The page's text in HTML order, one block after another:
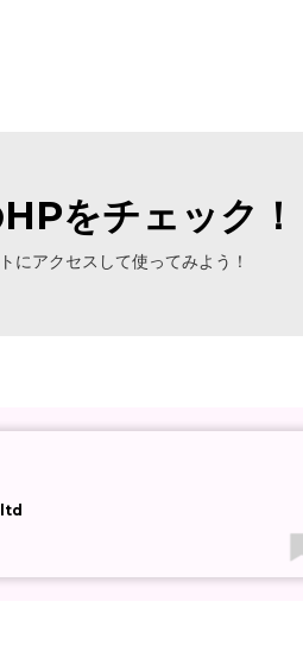
をチェック！
にアクセスして使ってみよう！